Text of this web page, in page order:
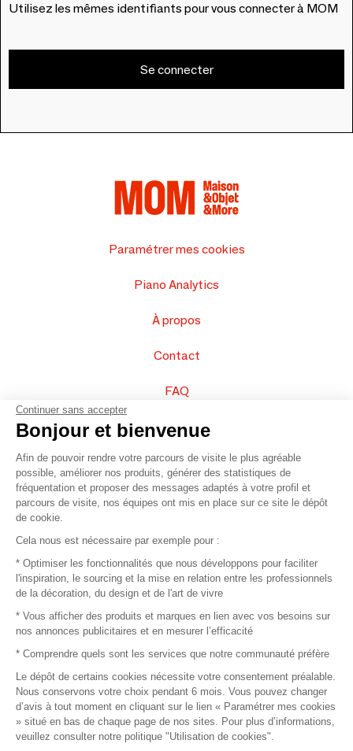
Utilisez les mêmes identifiants pour vous connecter à MOM
Se connecter
Paramétrer mes cookies
Piano Analytics
À propos
Contact
FAQ
Vendez vos produits
Plan du site
© 2016 –Organisation SAFI
Recrutement
Mentions légales
Conditions commerciales
Continuer sans accepter
Bonjour et bienvenue
Afin de pouvoir rendre votre parcours de visite le plus agréable
possible, améliorer nos produits, générer des statistiques de
fréquentation et proposer des messages adaptés à votre profil et
parcours de visite, nos équipes ont mis en place sur ce site le dépôt
de cookie.
Cela nous est nécessaire par exemple pour :
* Optimiser les fonctionnalités que nous développons pour faciliter
l'inspiration, le sourcing et la mise en relation entre les professionnels
de la décoration, du design et de l'art de vivre
* Vous afficher des produits et marques en lien avec vos besoins sur
nos annonces publicitaires et en mesurer l’efficacité
* Comprendre quels sont les services que notre communauté préfère
Le dépôt de certains cookies nécessite votre consentement préalable.
Nous conservons votre choix pendant 6 mois. Vous pouvez changer
d’avis à tout moment en cliquant sur le lien « Paramétrer mes cookies
» situé en bas de chaque page de nos sites. Pour plus d’informations,
veuillez consulter notre politique "Utilisation de cookies".